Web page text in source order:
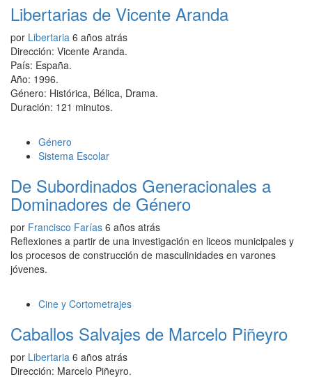
Libertarias de Vicente Aranda
por Libertaria 6 años atrás
Dirección: Vicente Aranda.
País: España.
Año: 1996.
Género: Histórica, Bélica, Drama.
Duración: 121 minutos.
Género
Sistema Escolar
De Subordinados Generacionales a
Dominadores de Género
por Francisco Farías 6 años atrás
Reflexiones a partir de una investigación en liceos municipales y
los procesos de construcción de masculinidades en varones
jóvenes.
Cine y Cortometrajes
Caballos Salvajes de Marcelo Piñeyro
por Libertaria 6 años atrás
Dirección: Marcelo Piñeyro.